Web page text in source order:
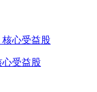
受益股